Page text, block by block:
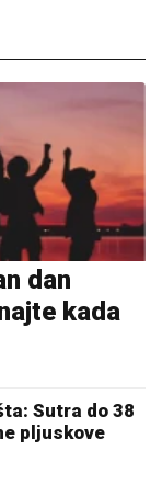
dan
kada
Sutra do 38
pljuskove